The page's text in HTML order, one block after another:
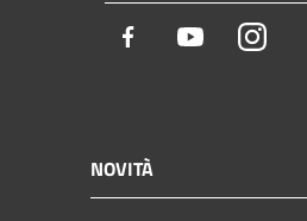
Facebook Youtube
NOVITÀ